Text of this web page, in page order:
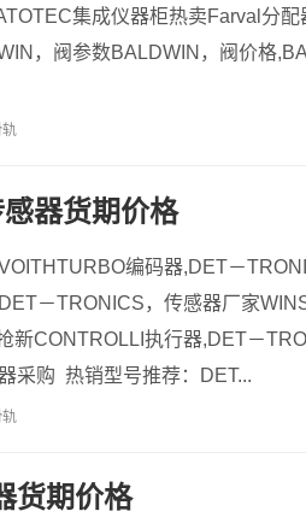
集成仪器柜热卖Farval分
，阀参数BALDWIN，阀价格
轨
器货期价格
编码器,DET－
－TRONICS，传感器厂家
新CONTROLLI执行器,DET－
采购 热销型号推荐：DET...
货期价格